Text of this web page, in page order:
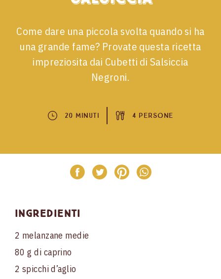
Come dare una piccola svolta quando si ha
una grande fame? Provate questa ricetta
impreziosita dai Cubetti di Salsiccia
Negroni.
20 Minuti 4 Persone
Ingredienti
2 melanzane medie
80 g di caprino
2 spicchi d’aglio